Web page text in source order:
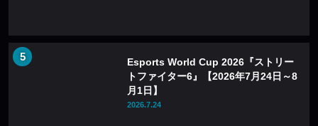
Esports World Cup 2026『ストリー
トファイター6』【2026年7月24日～8
月1日】
2026.7.24